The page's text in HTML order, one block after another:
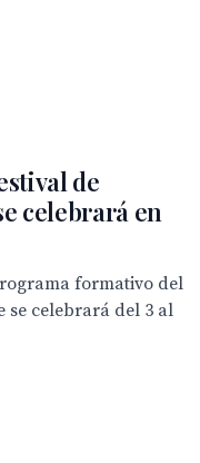
de
celebrará en
formativo del
se celebrará del 3 al